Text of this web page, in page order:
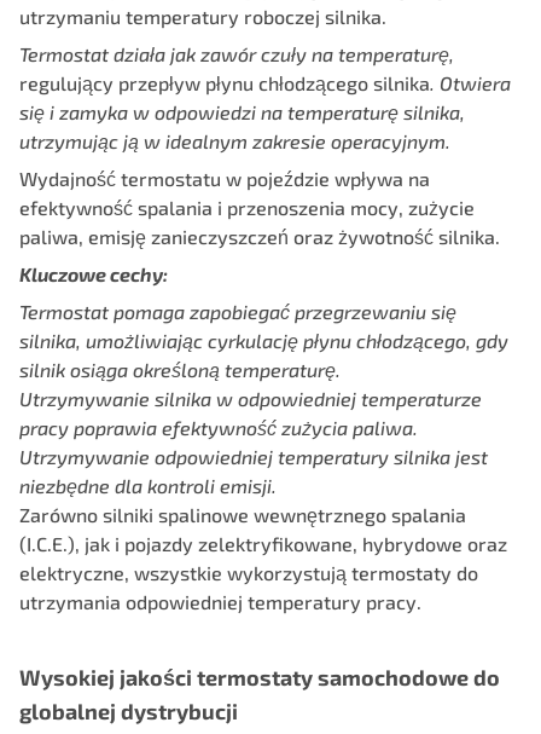
utrzymaniu temperatury roboczej silnika.
Termostat działa jak zawór czuły na temperaturę,
regulujący przepływ płynu chłodzącego silnika. Otwiera
się i zamyka w odpowiedzi na temperaturę silnika,
utrzymując ją w idealnym zakresie operacyjnym.
Wydajność termostatu w pojeździe wpływa na
efektywność spalania i przenoszenia mocy, zużycie
paliwa, emisję zanieczyszczeń oraz żywotność silnika.
Kluczowe cechy:
Termostat pomaga zapobiegać przegrzewaniu się
silnika, umożliwiając cyrkulację płynu chłodzącego, gdy
silnik osiąga określoną temperaturę.
Utrzymywanie silnika w odpowiedniej temperaturze
pracy poprawia efektywność zużycia paliwa.
Utrzymywanie odpowiedniej temperatury silnika jest
niezbędne dla kontroli emisji.
Zarówno silniki spalinowe wewnętrznego spalania
(I.C.E.), jak i pojazdy zelektryfikowane, hybrydowe oraz
elektryczne, wszystkie wykorzystują termostaty do
utrzymania odpowiedniej temperatury pracy.
Wysokiej jakości termostaty samochodowe do
globalnej dystrybucji